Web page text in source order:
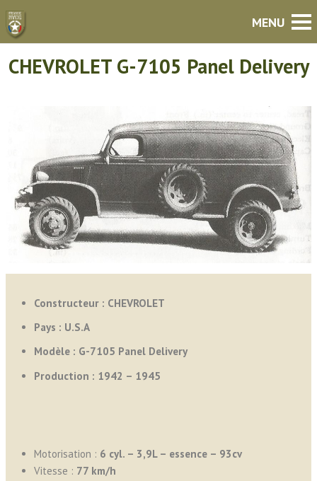
CHEVROLET G-7105 Panel Delivery
Constructeur : CHEVROLET
Pays : U.S.A
Modèle : G-7105 Panel Delivery
Production : 1942 – 1945
Motorisation : 6 cyl. – 3,9L – essence – 93cv
Vitesse : 77 km/h